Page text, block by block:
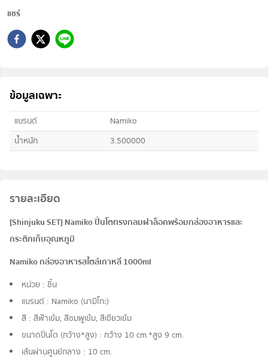
แชร์
ข้อมูลเฉพาะ
แบรนด์
Namiko
น้ำหนัก
3.500000
รายละเอียด
[Shinjuku SET] Namiko ปิ่นโตทรงกลมฝาล็อคพร้อมกล่องอาหารและ
กระติกเก็บอุณหภูมิ
Namiko กล่องอาหารสไตล์เกาหลี 1000ml
หน่วย : ชิ้น
แบรนด์ : Namiko (นามิโกะ)
สี : สีฟ้าเข้ม, สีชมพูเข้ม, สีเขียวเข้ม
ขนาดปิ่นโต (กว้าง*สูง) : กว้าง 10 cm.*สูง 9 cm.
เส้นผ่านศูนย์กลาง : 10 cm.